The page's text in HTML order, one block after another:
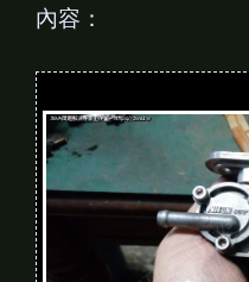
內容：